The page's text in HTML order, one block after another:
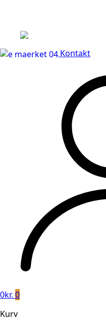
Kontakt
0kr. 0
Kurv